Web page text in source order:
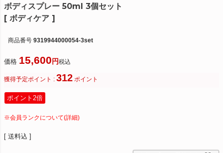
ボディスプレー 50ml 3個セット
[ ボディケア ]
商品番号 9319944000054-3set
価格 15,600 税込
獲得予定ポイント : 312 ポイント
ポイント2倍
※会員ランクについて(詳細)
送料込